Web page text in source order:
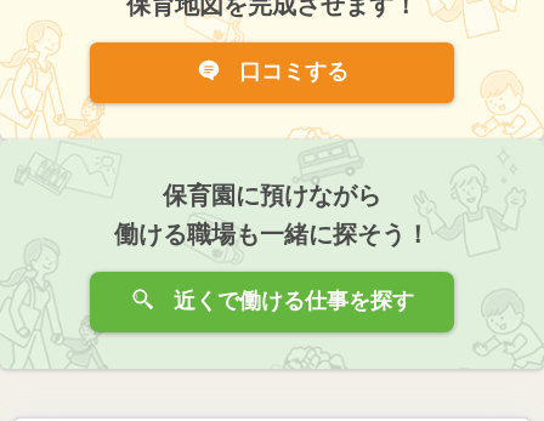
口コミする
保育園に預けながら
働ける職場も一緒に探そう！
近くで働ける仕事を探す